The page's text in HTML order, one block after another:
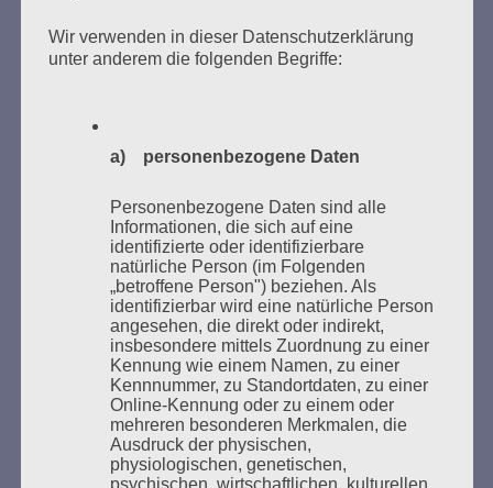
Donnerstag, 21. Mai 2026, 11 – 18 Uhr
Zum 26. Mal gibt es eine Marathonlesung anlässlich
Studentenorganisationen und Burschenschaftler
Bücher verbrannten.
Weitere Informationen:lesezeichen-setzen.de
GEDENKEN UND ERINNERN BEGINNT IN
UNSERER NACHBARSCHAFT
Wir verwenden in dieser Datenschutzerklärung
unter anderem die folgenden Begriffe:
a) personenbezogene Daten
Personenbezogene Daten sind alle
Informationen, die sich auf eine
identifizierte oder identifizierbare
natürliche Person (im Folgenden
„betroffene Person") beziehen. Als
identifizierbar wird eine natürliche Person
angesehen, die direkt oder indirekt,
insbesondere mittels Zuordnung zu einer
Kennung wie einem Namen, zu einer
Kennnummer, zu Standortdaten, zu einer
Online-Kennung oder zu einem oder
mehreren besonderen Merkmalen, die
Ausdruck der physischen,
physiologischen, genetischen,
psychischen, wirtschaftlichen, kulturellen